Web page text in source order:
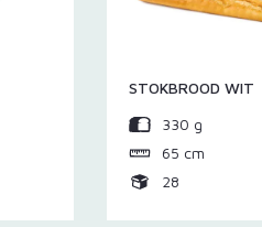
STOKBROOD WIT
330 g
65 cm
28